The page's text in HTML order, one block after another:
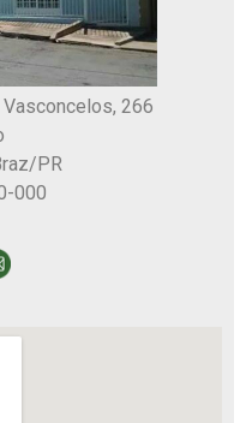
266
PR
000